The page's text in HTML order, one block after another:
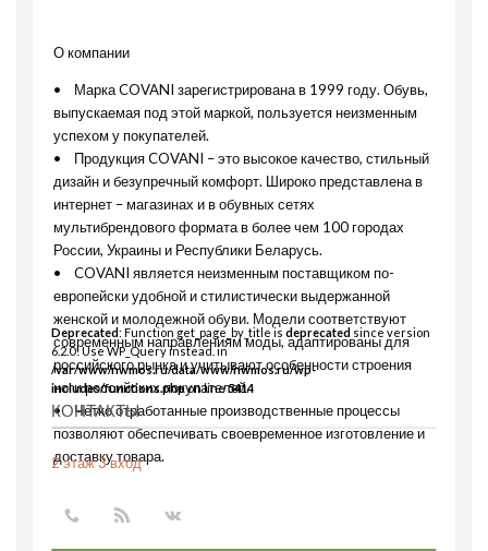
О компании
• Марка COVANI зарегистрирована в 1999 году. Обувь,
выпускаемая под этой маркой, пользуется неизменным
успехом у покупателей.
• Продукция COVANI – это высокое качество, стильный
дизайн и безупречный комфорт. Широко представлена в
интернет – магазинах и в обувных сетях
мультибрендового формата в более чем 100 городах
России, Украины и Республики Беларусь.
• COVANI является неизменным поставщиком по-
европейски удобной и стилистически выдержанной
женской и молодежной обуви. Модели соответствуют
современным направлениям моды, адаптированы для
российского рынка и учитывают особенности строения
ноги российских покупателей.
• Четко отработанные производственные процессы
позволяют обеспечивать своевременное изготовление и
доставку товара.
Deprecated: Function get_page_by_title isdeprecated since version
6.2.0! Use WP_Query instead. in
/var/www/nwmos.ru/data/www/nwmos.ru/wp-
includes/functions.phpon line5414
КОНТАКТЫ
2 этаж 3 вход